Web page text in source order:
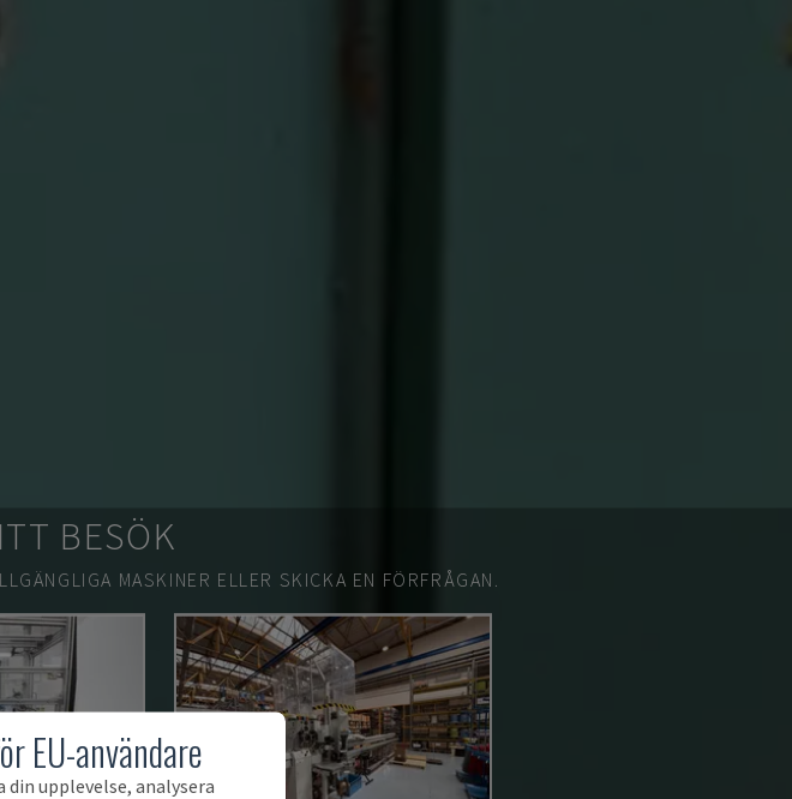
BESÖK
MASKINER ELLER SKICKA EN FÖRFRÅGAN.
EU-användare
upplevelse, analysera